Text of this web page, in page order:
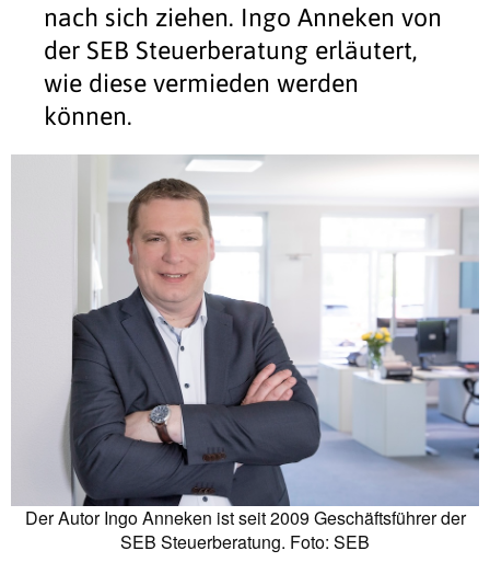
nach sich ziehen. Ingo Anneken von
der SEB Steuerberatung erläutert,
wie diese vermieden werden
können.
Der Autor Ingo Anneken ist seit 2009 Geschäftsführer der
SEB Steuerberatung. Foto: SEB